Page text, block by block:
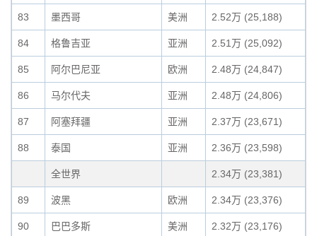
83 墨西哥 美洲 2.52万 (25,188)
84 格鲁吉亚 亚洲 2.51万 (25,092)
85 阿尔巴尼亚 欧洲 2.48万 (24,847)
86 马尔代夫 亚洲 2.48万 (24,806)
87 阿塞拜疆 亚洲 2.37万 (23,671)
88 泰国 亚洲 2.36万 (23,598)
全世界 2.34万 (23,381)
89 波黑 欧洲 2.34万 (23,376)
90 巴巴多斯 美洲 2.32万 (23,176)